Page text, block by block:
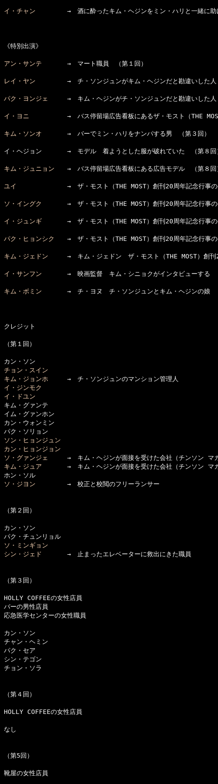
イ・チャン →　酒に酔ったキム・ヘジンをミン・ハリと一緒に
《特別出演》
アン・サンテ →　マート職員　（第１回）
レイ・ヤン →　チ・ソンジュンがキム・ヘジンだと勘違いした人
パク・ヨンジェ →　キム・ヘジンがチ・ソンジュンだと勘違いした人
イ・ヨニ →　バス停留場広告看板にあるザ・モスト（THE MOST
キム・ソンオ →　バーでミン・ハリをナンパする男　（第３回）
イ・ヘジョン　　　　→　モデル　着ようとした服が破れていた　（第８回
キム・ジュニョン →　バス停留場広告看板にある広告モデル　（第８回
ユイ →　ザ・モスト（THE MOST）創刊20周年記念行事のゲ
ソ・イングク →　ザ・モスト（THE MOST）創刊20周年記念行事の
イ・ジュンギ →　ザ・モスト（THE MOST）創刊20周年記念行事の
パク・ヒョンシク →　ザ・モスト（THE MOST）創刊20周年記念行事の
キム・ジェドン →　キム・ジェドン　ザ・モスト（THE MOST）創刊
イ・サンフン →　映画監督　キム・シニョクがインタビューする　
キム・ボミン →　チ・ヨヌ　チ・ソンジュンとキム・ヘジンの娘　
クレジット
（第１回）
チョン・スイン
キム・ジョンホ
イ・ジンモク
イ・ドユン
キム・グァンテ
イム・グァンホン
カン・ウォンミン
ソン・ヒョンジュン
カン・ヒョンジョン
ソ・グァンジェ
キム・ジュア →　キム・ヘジンが面接を受けた会社（チンソン マガ
ソ・ジヨン →　校正と校閲のフリーランサー
（第２回）
カン・ソン
ソ・ミンギョン
シン・ジェド →　止まったエレベーターに救出にきた職員
（第３回）
HOLLY COFFEEの女性店員
バーの男性店員
応急医学センターの女性職員
カン・ソン
チャン・ヘミン
パク・セア
シン・テゴン
チョン・ソラ
（第４回）
HOLLY COFFEEの女性店員
なし
（第5回）
靴屋の女性店員